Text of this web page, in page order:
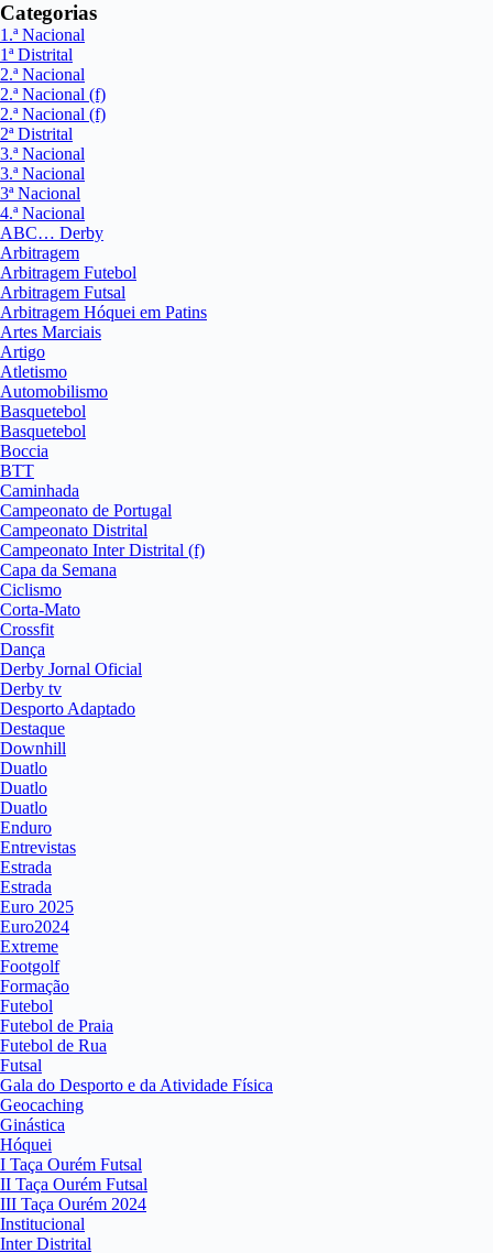
Categorias
1.ª Nacional
1ª Distrital
2.ª Nacional
2.ª Nacional (f)
2.ª Nacional (f)
2ª Distrital
3.ª Nacional
3.ª Nacional
3ª Nacional
4.ª Nacional
ABC… Derby
Arbitragem
Arbitragem Futebol
Arbitragem Futsal
Arbitragem Hóquei em Patins
Artes Marciais
Artigo
Atletismo
Automobilismo
Basquetebol
Basquetebol
Boccia
BTT
Caminhada
Campeonato de Portugal
Campeonato Distrital
Campeonato Inter Distrital (f)
Capa da Semana
Ciclismo
Corta-Mato
Crossfit
Dança
Derby Jornal Oficial
Derby tv
Desporto Adaptado
Destaque
Downhill
Duatlo
Duatlo
Duatlo
Enduro
Entrevistas
Estrada
Estrada
Euro 2025
Euro2024
Extreme
Footgolf
Formação
Futebol
Futebol de Praia
Futebol de Rua
Futsal
Gala do Desporto e da Atividade Física
Geocaching
Ginástica
Hóquei
I Taça Ourém Futsal
II Taça Ourém Futsal
III Taça Ourém 2024
Institucional
Inter Distrital